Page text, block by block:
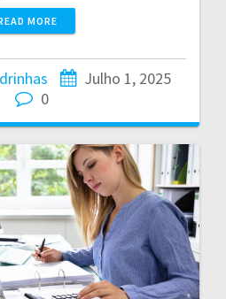
MORE
Julho 1, 2025
0